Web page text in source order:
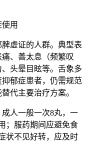
用
虚证的人群。典型表
、善太息（频繁叹
头晕目眩等。舌象多
郁症患者，仍需规范
代主要治疗方案。
人一般一次8丸，一
；服药期间应避免食
状不见好转，应及时